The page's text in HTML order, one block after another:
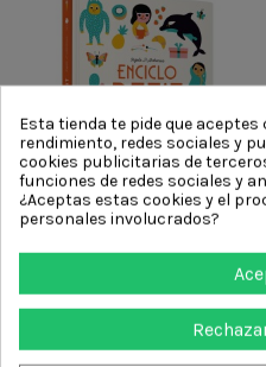
Añadir al carrito
Esta tienda te pide que
rendimiento, redes sociales y
cookies publicitarias de
funciones de redes sociales y
¿Aceptas estas cookies y el
personales involucrados?